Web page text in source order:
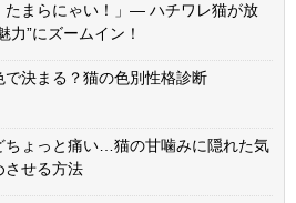
たまらにゃい！」— ハチワレ猫が放
力”にズームイン！
で決まる？猫の色別性格診断
ちょっと痛い…猫の甘噛みに隠れた気
させる方法